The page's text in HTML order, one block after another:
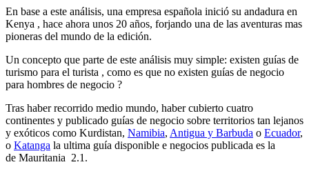
En base a este análisis, una empresa española inició su andadura en
Kenya , hace ahora unos 20 años, forjando una de las aventuras mas
pioneras del mundo de la edición.
Un concepto que parte de este análisis muy simple: existen guías de
turismo para el turista , como es que no existen guías de negocio
para hombres de negocio ?
Tras haber recorrido medio mundo, haber cubierto cuatro
continentes y publicado guías de negocio sobre territorios tan lejanos
y exóticos como Kurdistan, Namibia, Antigua y Barbuda o Ecuador,
o Katanga la ultima guía disponible e negocios publicada es la
de Mauritania 2.1.